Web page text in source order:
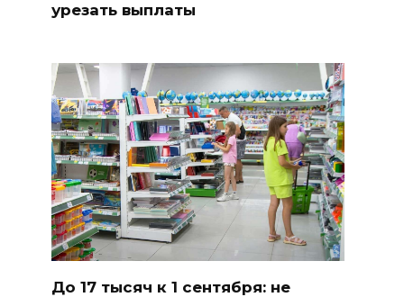
урезать выплаты
До 17 тысяч к 1 сентября: не